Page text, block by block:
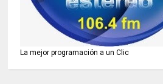
La mejor programación a un Clic